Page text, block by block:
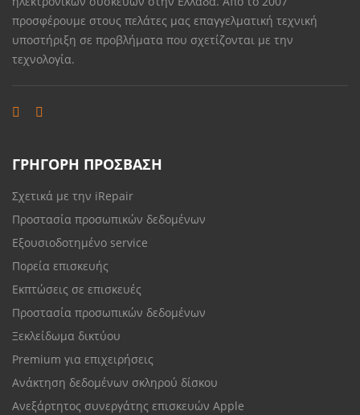
προσφέρουμε στους πελάτες μας επαγγελματική τεχνική
υποστήριξη σε προβλήματα που σχετίζονται με την
τεχνολογία.
ΓΡΗΓΟΡΗ ΠΡΟΣΒΑΣΗ
Σχετικά με την iRepair
Προστασία προσωπικών δεδομένων
Εξουσιοδοτημένο service
Πορεία επισκευής
Εκπτώσεις σε επισκευές
Προστασία προσωπικών δεδομένων
Ξεκλείδωμα δικτύου
Premium για επιχειρήσεις
Ανάκτηση δεδομένων σκληρού δίσκου
Ανεξάρτητος συνεργάτης επισκευών Apple